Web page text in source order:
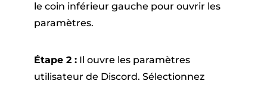
le coin inférieur gauche pour ouvrir les
paramètres.
Étape 2 :Il ouvre les paramètres
utilisateur de Discord. Sélectionnez